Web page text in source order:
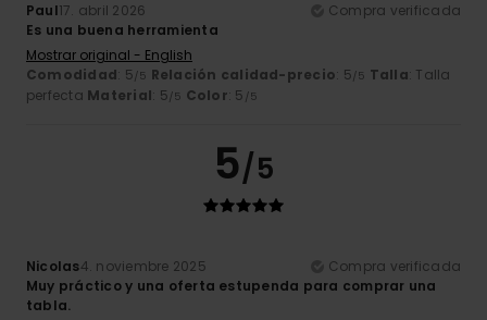
Paul17. abril 2026
Compra verificada
Es una buena herramienta
Mostrar original - English
Comodidad: 5/5 Relación calidad-precio: 5/5 Talla: Talla
perfecta Material: 5/5 Color: 5 /5
5/5
Nicolas4. noviembre 2025
Compra verificada
Muy práctico y una oferta estupenda para comprar una
tabla.